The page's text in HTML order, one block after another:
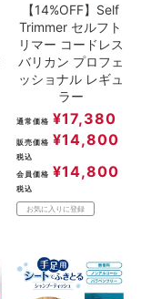
【14%OFF】Self
Trimmer セルフト
リマー コードレス
バリカン プロフェ
ッショナル レギュ
ラー
通常価格 ¥17,380
販売価格 ¥14,800
税込
会員価格 ¥14,800
税込
お気に入りに登録